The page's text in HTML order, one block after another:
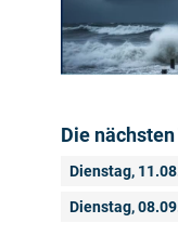
Die
Dienstag,
Dienstag,